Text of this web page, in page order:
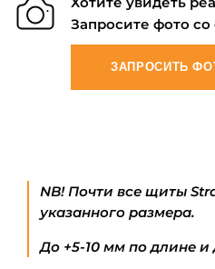
Запросите фото со
ЗАПРОСИТЬ
NB! Почти все щиты
указанного размера.
До +5-10 мм по длине